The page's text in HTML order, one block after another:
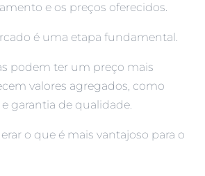
e os preços oferecidos.
é uma etapa fundamental.
podem ter um preço mais
valores agregados, como
e garantia de qualidade.
o que é mais vantajoso para o